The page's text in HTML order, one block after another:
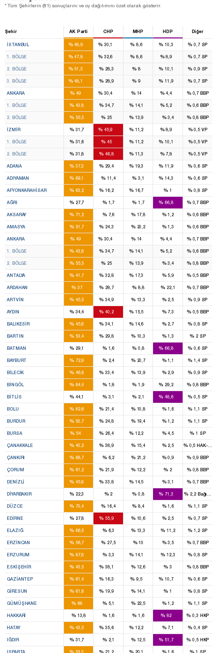
* Tüm Şehirlerin (81) sonuçlarını ve oy dağılımını özet olarak gösterir.
Şehir AK Parti CHP MHP HDP Diğer
İSTANBUL %48,9
46
%30,1
28
% 8,6
7
% 10,3
7
% 0,7 SP
1. BÖLGE %47,8 %32,6 % 8,6 %8,9 % 0,7 SP
2. BÖLGE %51,3 % 28,3 % 8 % 10,1 % 0,9 SP
3. BÖLGE %48,1 % 28,9 % 9 % 11,9 % 0,7 SP
ANKARA % 49 %30,4 %14 %4,4 %0,7BBP
1. BÖLGE %43,8 % 34,7 %14,1 %5,2 %0,6BBP
2. BÖLGE %55,5 % 25 %13,9 %3,4 %0,8BBP
İZMIR %31,7 %45,9 %11,2 %8,9 %0,5VP
1. BÖLGE %31,6 % 45 %11,2 % 10,1 %0,5VP
2. BÖLGE %31,8 % 46,8 %11,3 %7,8 %0,5VP
ADANA %37,3 % 29,4 %19,3 % 11,9 % 0,6 SP
ADIYAMAN %69,1 % 11,4 % 3,1 % 14,3 % 0,6 SP
AFYONKARAHISAR %63,2 % 16,2 %16,7 % 1 % 0,8 SP
AĞRI %27,7 %1,7 % 1,7 % 66,8 %0,7BBP
AKSARAY %71,2 %7,6 %17,8 %1,2 %0,6BBP
AMASYA %51,7 % 24,3 %20,2 %1,3 %0,6BBP
ANKARA % 49 %30,4 %14 %4,4 %0,7BBP
1. BÖLGE %43,8 % 34,7 %14,1 %5,2 %0,6BBP
2. BÖLGE %55,5 % 25 %13,9 %3,4 %0,8BBP
ANTALYA %41,7 % 32,8 %17,3 %5,9 %0,5BBP
ARDAHAN %37 % 28,7 % 8,8 % 22,1 %0,7BBP
ARTVIN %45,5 % 34,9 %13,3 %2,5 % 0,9 SP
AYDIN %34,4 % 40,2 %15,5 %7,3 %0,5BBP
BALIKESIR %45,8 % 34,1 %14,6 %2,7 % 0,8 SP
BARTIN %53,4 % 29,8 %10,3 %1,3 %2 SP
BATMAN %29,1 %1,6 % 0,8 % 66,8 % 0,6 SP
BAYBURT %72,9 %2,4 %20,7 %1,1 % 1,4 SP
BILECIK %46,6 % 33,4 %13,9 %2,9 % 0,9 SP
BINGÖL %64,4 %1,8 % 1,9 % 29,2 %0,8BBP
BITLIS %44,1 %3,1 % 2,1 % 48,6 % 0,5 SP
BOLU %62,6 % 21,4 %10,8 %1,6 % 1,1 SP
BURDUR %50,7 % 24,8 %19,4 %1,2 % 1,1 SP
BURSA % 54 % 26,4 %12,2 %4,5 %1 SP
ÇANAKKALE %40,2 % 38,9 %15,4 %2,5 %0,5HAK-PAR
ÇANKIRI %68,7 %6,2 %21,2 %0,9 %0,9BBP
ÇORUM %61,2 % 21,9 %12,2 % 2 %0,8BBP
DENIZLI %45,8 % 33,8 %14,5 %3,1 %0,7BBP
DIYARBAKIR %22,3 %2 % 0,8 % 71,3 % 2,2
DÜZCE %70,4 % 16,4 % 8,4 %1,6 % 1,1 SP
EDIRNE %27,8 % 55,9 %10,6 %2,5 % 0,7 SP
ELAZIĞ %66,5 %6,3 %13,3 % 11,2 % 1,2 SP
ERZINCAN %56,7 % 27,5 %10 %3,5 %0,7BBP
ERZURUM %67,8 %3,3 %14,1 % 12,3 % 0,8 SP
ESKIŞEHIR %43,5 % 38,1 %12,6 % 3 %0,8BBP
GAZIANTEP %61,4 % 16,3 % 9,5 % 10,7 % 0,6 SP
GIRESUN %61,6 % 19,9 %14,1 % 1 % 0,8 SP
GÜMÜŞHANE %68 %5,1 %22,5 %1,2 % 1,1 SP
HAKKARI %13,8 %1,6 % 1,6 % 82 % 0,3 HKP
HATAY %43,5 % 35,6 %12,2 %7,1 % 0,4 SP
IĞDIR %31,7 %2,1 %12,5 % 51,7 % 0,5 HKP
ISPARTA %53,3 % 21,2 %20,1 %1,6 %1 SP